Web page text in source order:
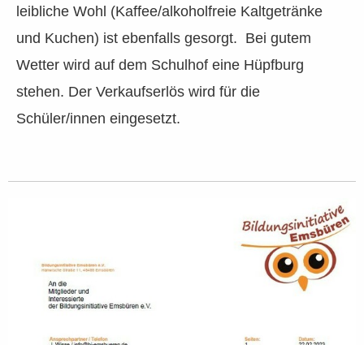
leibliche Wohl (Kaffee/alkoholfreie Kaltgetränke
und Kuchen) ist ebenfalls gesorgt. Bei gutem
Wetter wird auf dem Schulhof eine Hüpfburg
stehen. Der Verkaufserlös wird für die
Schüler/innen eingesetzt.